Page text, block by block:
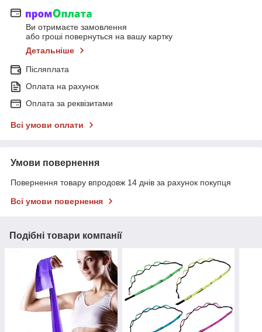
Ви отримаєте замовлення
або гроші повернуться на вашу картку
Детальніше
Післяплата
Оплата на рахунок
Оплата за реквізитами
Всі умови оплати
Умови повернення
Повернення товару впродовж 14 днів за рахунок покупця
Всі умови повернення
Подібні товари компанії